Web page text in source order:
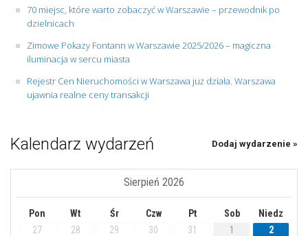
70 miejsc, które warto zobaczyć w Warszawie – przewodnik po
dzielnicach
Zimowe Pokazy Fontann w Warszawie 2025/2026 – magiczna
iluminacja w sercu miasta
Rejestr Cen Nieruchomości w Warszawa już działa. Warszawa
ujawnia realne ceny transakcji
Kalendarz wydarzeń Dodaj wydarzenie »
Sierpień 2026
Pon Wt Śr Czw Pt Sob
Niedz
27
28 29 30 31 1
2